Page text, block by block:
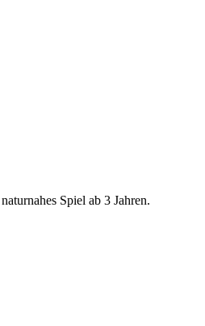
Spiel ab 3 Jahren.